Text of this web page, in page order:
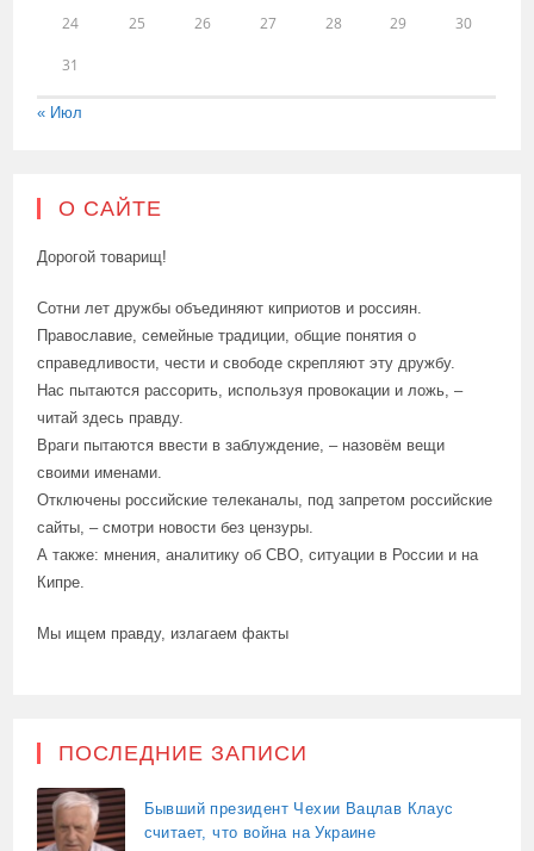
24 25 26 27 28 29 30
31
« Июл
О САЙТЕ
Дорогой товарищ!
Сотни лет дружбы объединяют киприотов и россиян.
Православие, семейные традиции, общие понятия о
справедливости, чести и свободе скрепляют эту дружбу.
Нас пытаются рассорить, используя провокации и ложь, –
читай здесь правду.
Враги пытаются ввести в заблуждение, – назовём вещи
своими именами.
Отключены российские телеканалы, под запретом российские
сайты, – смотри новости без цензуры.
А также: мнения, аналитику об СВО, ситуации в России и на
Кипре.
Мы ищем правду, излагаем факты
ПОСЛЕДНИЕ ЗАПИСИ
Бывший президент Чехии Вацлав Клаус
считает, что война на Украине